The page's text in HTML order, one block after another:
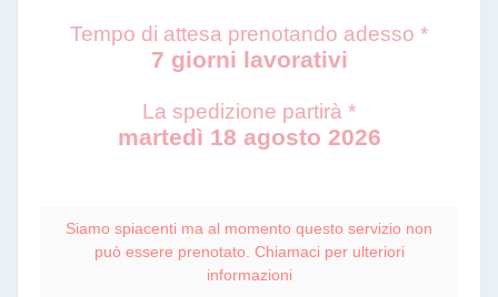
Tempo di attesa prenotando adesso *
7 giorni lavorativi
La spedizione partirà *
martedì 18 agosto 2026
Siamo spiacenti ma al momento questo servizio non
può essere prenotato. Chiamaci per ulteriori
informazioni